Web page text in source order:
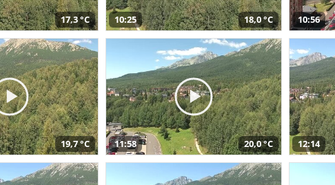
17,3 °C 10:25 18,0 °C 10:56
19,7 °C 11:58 20,0 °C 12:14